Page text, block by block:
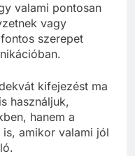
valami pontosan
vagy
szerepet
kifejezést ma
használjuk,
hanem a
amikor valami jól